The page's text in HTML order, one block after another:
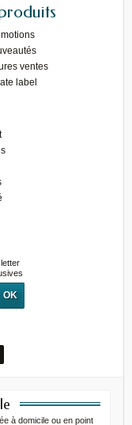
ventes
label
à domicile ou en point